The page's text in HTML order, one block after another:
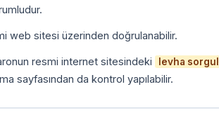
web sitesi üzerinden doğrulanabilir.
resmi internet sitesindeki levha
sayfasından da kontrol yapılabilir.